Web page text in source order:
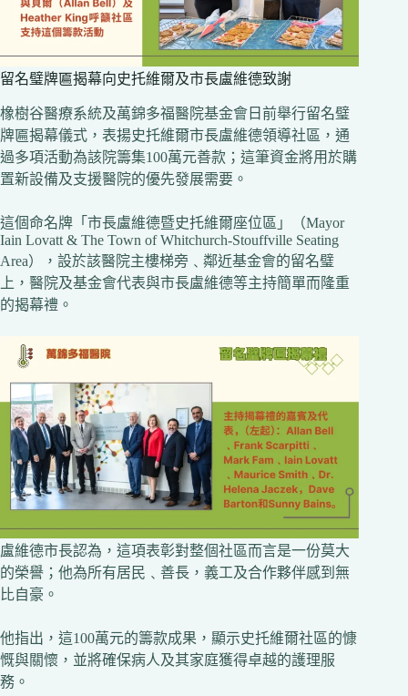
留名璧牌匾揭幕向史托維爾及市長盧維德致謝
橡樹谷醫療系統及萬錦多福醫院基金會日前舉行留名璧
牌匾揭幕儀式，表揚史托維爾市長盧維德領導社區，通
過多項活動為該院籌集100萬元善款；這筆資金將用於購
置新設備及支援醫院的優先發展需要。
這個命名牌「市長盧維德暨史托維爾座位區」（Mayor
Iain Lovatt & The Town of Whitchurch-Stouffville Seating
Area），設於該醫院主樓梯旁﹑鄰近基金會的留名璧
上，醫院及基金會代表與市長盧維德等主持簡單而隆重
的揭幕禮。
盧維德市長認為，這項表彰對整個社區而言是一份莫大
的榮譽；他為所有居民﹑善長，義工及合作夥伴感到無
比自豪。
他指出，這100萬元的籌款成果，顯示史托維爾社區的慷
慨與關懷，並將確保病人及其家庭獲得卓越的護理服
務。